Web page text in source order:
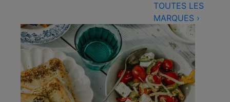
TOUTES LES
MARQUES ›